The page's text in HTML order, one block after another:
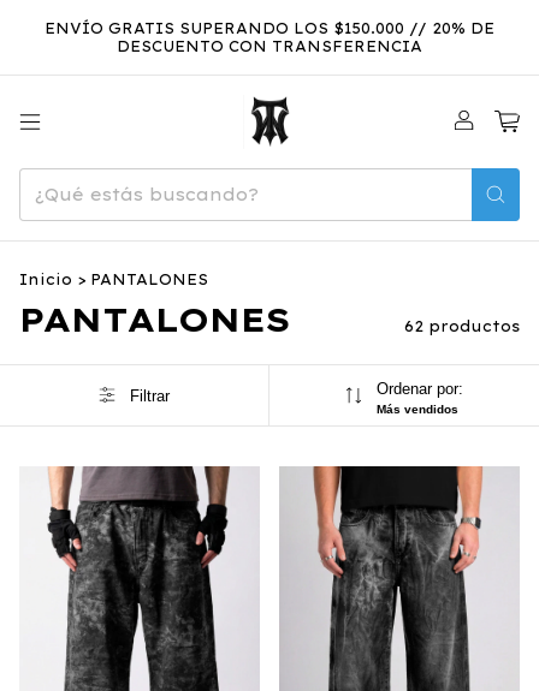
ENVÍO GRATIS SUPERANDO LOS $150.000 // 20% DE
DESCUENTO CON TRANSFERENCIA
Inicio > PANTALONES
PANTALONES 62 productos
Filtrar Ordenar por:
Más vendidos